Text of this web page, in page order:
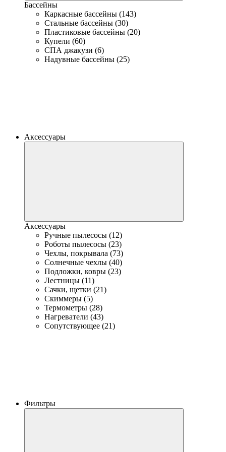
Бассейны
Каркасные бассейны (143)
Стальные бассейны (30)
Пластиковые бассейны (20)
Купели (60)
СПА джакузи (6)
Надувные бассейны (25)
Аксессуары
Аксессуары
Ручные пылесосы (12)
Роботы пылесосы (23)
Чехлы, покрывала (73)
Солнечные чехлы (40)
Подложки, ковры (23)
Лестницы (11)
Сачки, щетки (21)
Скиммеры (5)
Термометры (28)
Нагреватели (43)
Сопутствующее (21)
Фильтры